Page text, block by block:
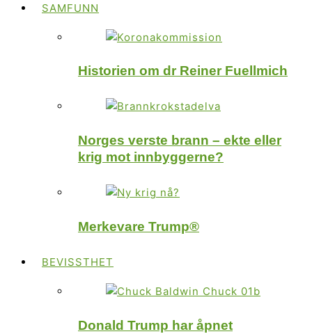
SAMFUNN
Historien om dr Reiner Fuellmich
Norges verste brann – ekte eller
krig mot innbyggerne?
Merkevare Trump®
BEVISSTHET
Donald Trump har åpnet